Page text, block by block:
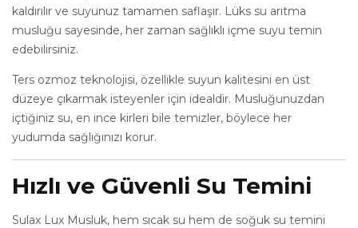
kaldırılır ve suyunuz tamamen saflaşır. Lüks su arıtma
musluğu sayesinde, her zaman sağlıklı içme suyu temin
edebilirsiniz.
Ters ozmoz teknolojisi, özellikle suyun kalitesini en üst
düzeye çıkarmak isteyenler için idealdir. Musluğunuzdan
içtiğiniz su, en ince kirleri bile temizler, böylece her
yudumda sağlığınızı korur.
Hızlı ve Güvenli Su Temini
Sulax Lux Musluk, hem sıcak su hem de soğuk su temini